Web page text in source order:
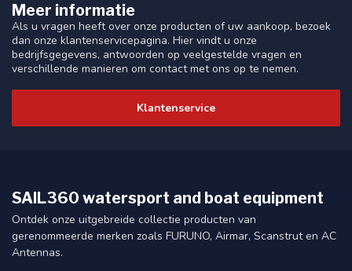
Meer informatie
Als u vragen heeft over onze producten of uw aankoop, bezoek
dan onze klantenservicepagina. Hier vindt u onze
bedrijfsgegevens, antwoorden op veelgestelde vragen en
verschillende manieren om contact met ons op te nemen.
Klantenservice
SAIL360 watersport and boat equipment
Ontdek onze uitgebreide collectie producten van
gerenommeerde merken zoals FURUNO, Airmar, Scanstrut en AC
Antennas.